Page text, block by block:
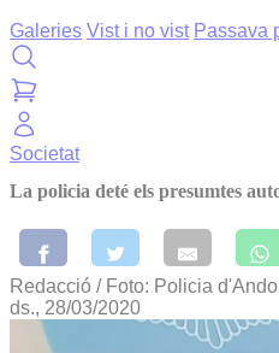
Galeries Vist i no vist Passava
Societat
La policia deté els presumtes
Redacció / Foto: Policia
ds., 28/03/2020